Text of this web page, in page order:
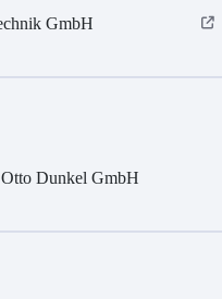
GmbH
Dunkel GmbH